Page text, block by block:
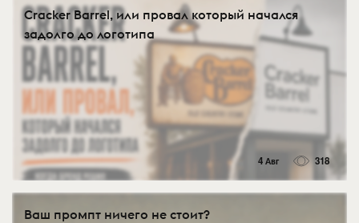
Cracker Barrel, или провал который начался
задолго до логотипа
4 Авг 318
Ваш промпт ничего не стоит?